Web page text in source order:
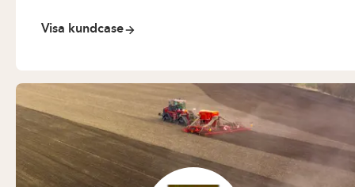
Visa kundcase